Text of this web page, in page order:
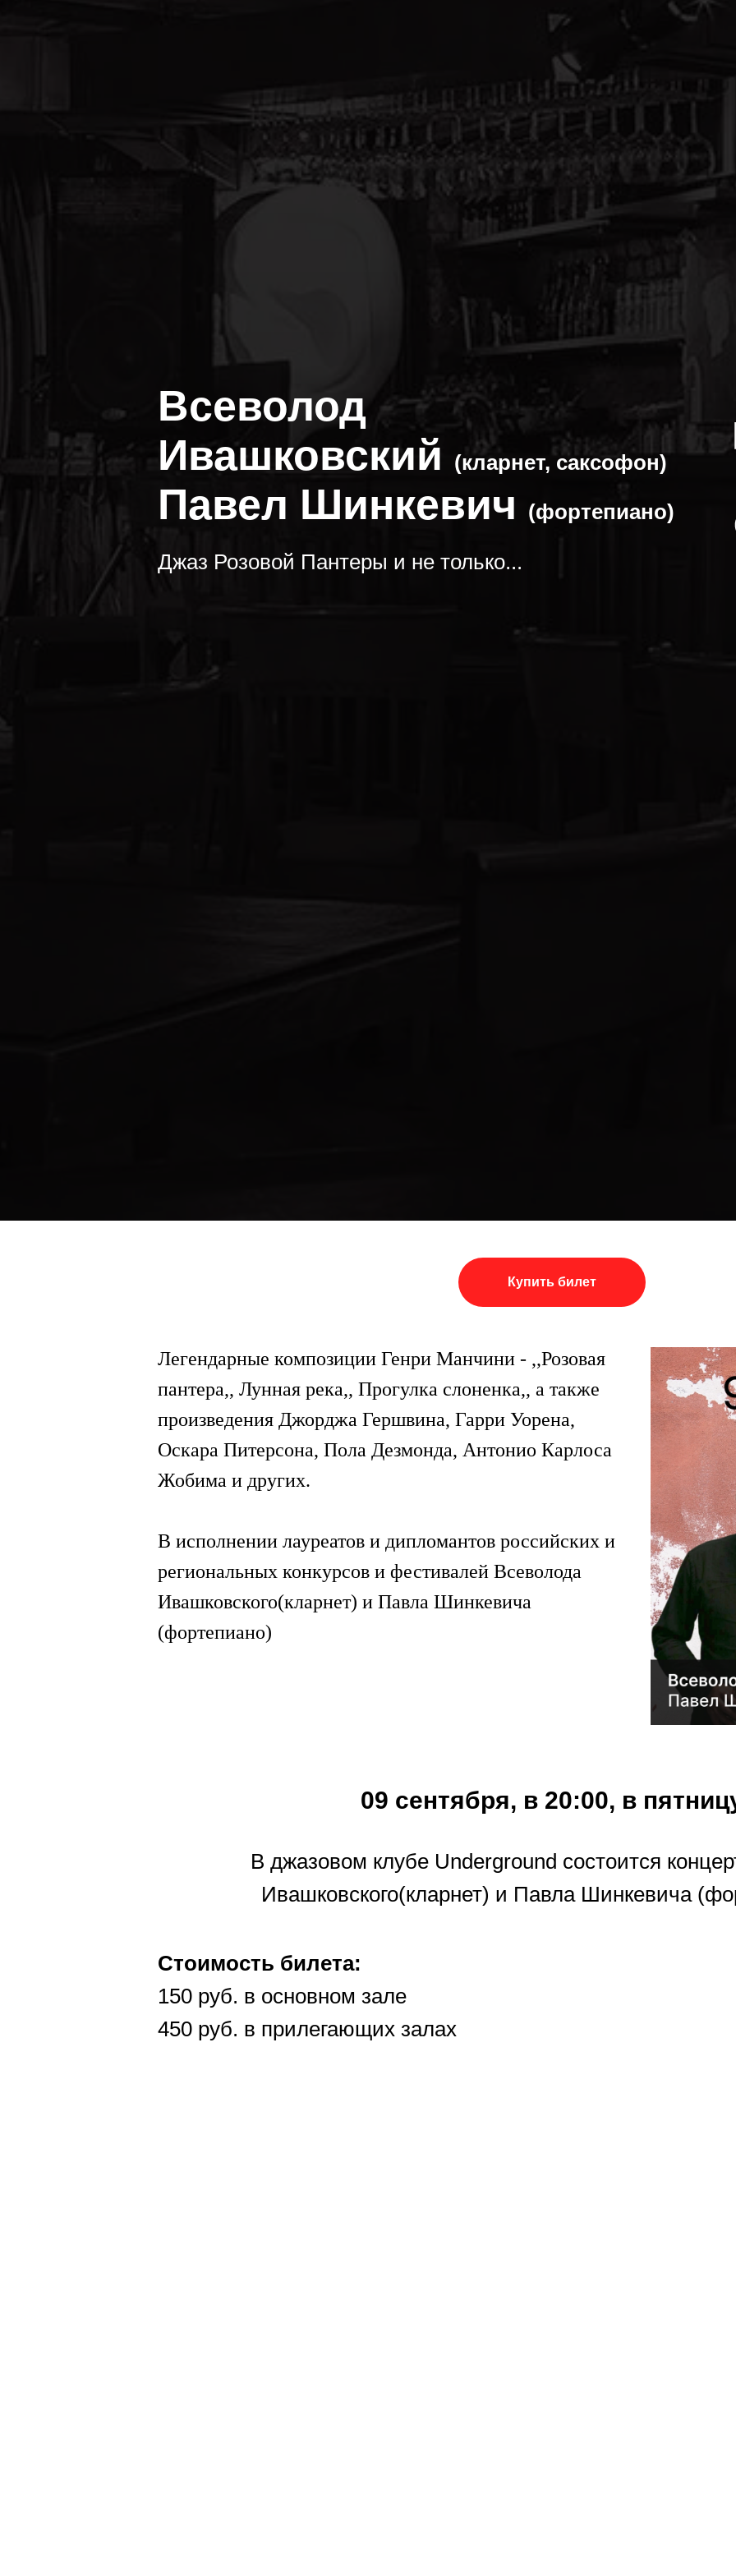
Всеволод
Ивашковский (кларнет, саксофон)
Павел Шинкевич (фортепиано)
Джаз Розовой Пантеры и не только...
Купить билет
Легендарные композиции Генри Манчини - ,,Розовая
пантера,, Лунная река,, Прогулка слоненка,, а также
произведения Джорджа Гершвина, Гарри Уорена,
Оскара Питерсона, Пола Дезмонда, Антонио Карлоса
Жобима и других.
В исполнении лауреатов и дипломантов российских и
региональных конкурсов и фестивалей Всеволода
Ивашковского(кларнет) и Павла Шинкевича
(фортепиано)
09 сентября, в 20:00, в
В джазовом клубе Underground состоится
Ивашковского(кларнет) и Павла Шинкевича
Стоимость билета:
150 руб. в основном зале
450 руб. в прилегающих залах